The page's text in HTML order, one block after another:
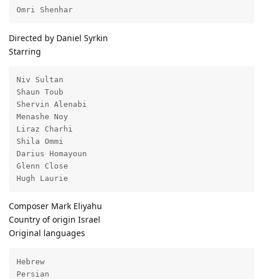
Omri Shenhar
Directed by Daniel Syrkin
Starring
Niv Sultan
Shaun Toub
Shervin Alenabi
Menashe Noy
Liraz Charhi
Shila Ommi
Darius Homayoun
Glenn Close
Hugh Laurie
Composer Mark Eliyahu
Country of origin Israel
Original languages
Hebrew
Persian